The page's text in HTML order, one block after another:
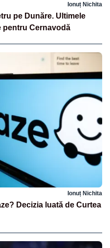
Ionuț Nichita
pe Dunăre. Ultimele
pentru Cernavodă
Ionuț Nichita
Decizia luată de Curtea